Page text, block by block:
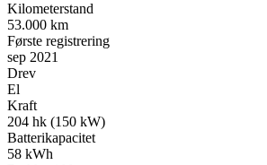
Kilometerstand
53.000 km
Første registrering
sep 2021
Drev
El
Kraft
204 hk (150 kW)
Batterikapacitet
58 kWh